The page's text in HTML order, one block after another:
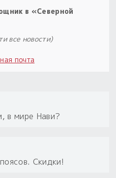
в «Северной
все новости)
почта
в мире Нави?
Скидки!